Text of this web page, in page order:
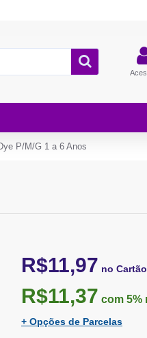
P/M/G 1 a 6 Anos
R$11,97 no
R$11,37 com 5%
+ Opções de Parcelas